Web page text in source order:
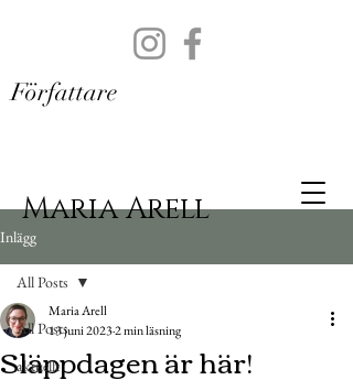
Maria Arell
Författare
Inlägg
All Posts
aktuellt
All Posts
Släppdagen är här!
Maria Arell
13 juni 20232 min läsning